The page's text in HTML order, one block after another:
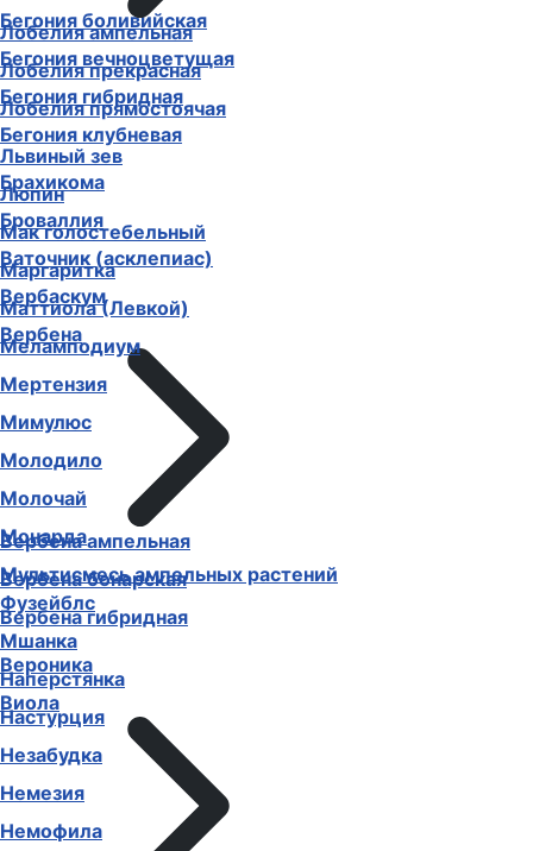
Бегония боливийская
Бегония вечноцветущая
Бегония гибридная
Бегония клубневая
Брахикома
Броваллия
Ваточник (асклепиас)
Вербаскум
Вербена
Вербена ампельная
Вербена бонарская
Вербена гибридная
Вероника
Виола
Лобелия ампельная
Лобелия прекрасная
Лобелия прямостоячая
Львиный зев
Люпин
Мак голостебельный
Маргаритка
Маттиола (Левкой)
Меламподиум
Мертензия
Мимулюс
Молодило
Молочай
Монарда
Мультисмесь ампельных растений
Фузейблс
Мшанка
Наперстянка
Настурция
Незабудка
Немезия
Немофила